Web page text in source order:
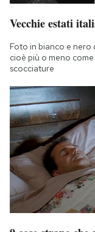
Vecchie estati
Foto in bianco e nero
cioè più o meno
scocciature